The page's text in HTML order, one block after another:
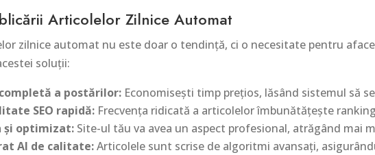
Articolelor Zilnice Automat
zilnice automat nu este doar o tendință, ci o necesitate pentru
soluții:
a postărilor: Economisești timp prețios, lăsând sistemul să
SEO rapidă: Frecvența ridicată a articolelor îmbunătățește
și optimizat: Site-ul tău va avea un aspect profesional, atrăgând mai
AI de calitate:Articolele sunt scrise de algoritmi avansați,